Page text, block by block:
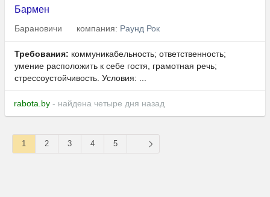
Бармен
Барановичи компания: Раунд Рок
Требования: коммуникабельность; ответственность;
умение расположить к себе гостя, грамотная речь;
стрессоустойчивость. Условия: ...
rabota.by - найдена четыре дня назад
1 2 3 4 5